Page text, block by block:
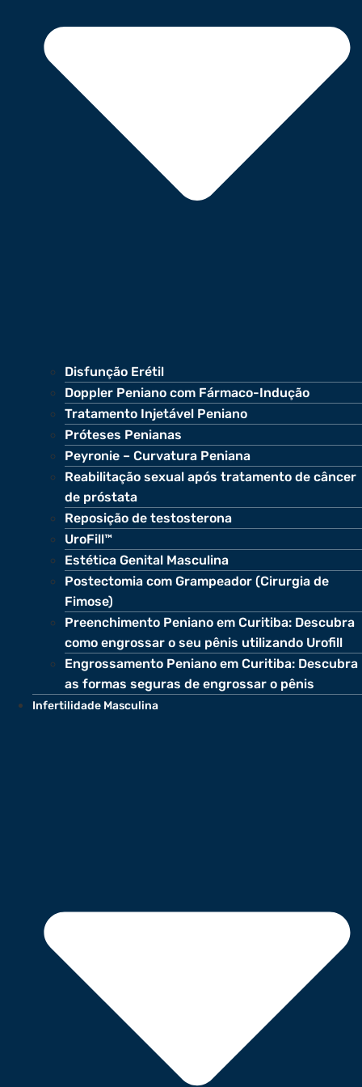
Disfunção Erétil
Doppler Peniano com Fármaco-Indução
Tratamento Injetável Peniano
Próteses Penianas
Peyronie – Curvatura Peniana
Reabilitação sexual após tratamento de câncer
de próstata
Reposição de testosterona
UroFill™
Estética Genital Masculina
Postectomia com Grampeador (Cirurgia de
Fimose)
Preenchimento Peniano em Curitiba: Descubra
como engrossar o seu pênis utilizando Urofill
Engrossamento Peniano em Curitiba: Descubra
as formas seguras de engrossar o pênis
Infertilidade Masculina